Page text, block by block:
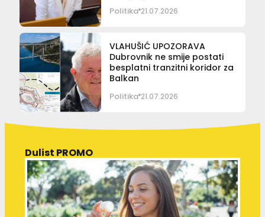
Politika 21.07.2026
VLAHUŠIĆ UPOZORAVA
Dubrovnik ne smije postati
besplatni tranzitni koridor za
Balkan
Politika 21.07.2026
Dulist PROMO